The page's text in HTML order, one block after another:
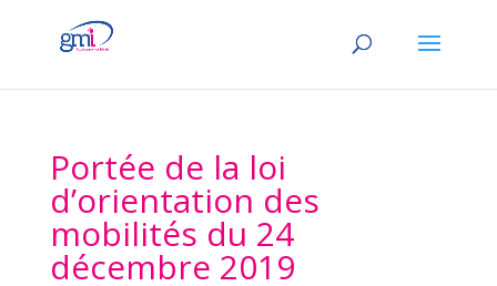
Portée de la loi
d’orientation des
mobilités du 24
décembre 2019